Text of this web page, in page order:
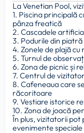
La Venetian Pool,
1. Piscina principală
pânza freatică
2. Cascadele
3. Podurile din
4. Zonele de plajă cu
5. Turnul de
6. Zona de picnic și
7. Centrul de
8. Cafeneaua care
răcoritoare
9. Vestiare istorice
10. Zona de joacă
În plus, vizitatorii pot
evenimente